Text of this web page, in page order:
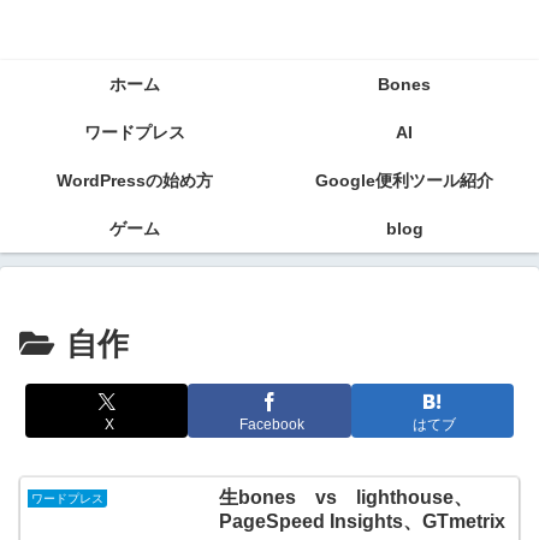
ホーム Bones
ワードプレス AI
WordPressの始め方 Google便利ツール紹介
ゲーム blog
自作
X Facebook はてブ
ワードプレス
生bones vs lighthouse、
PageSpeed Insights、GTmetrix